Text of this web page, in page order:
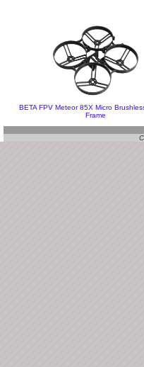
BETA FPV Meteor 85X Micro
Frame